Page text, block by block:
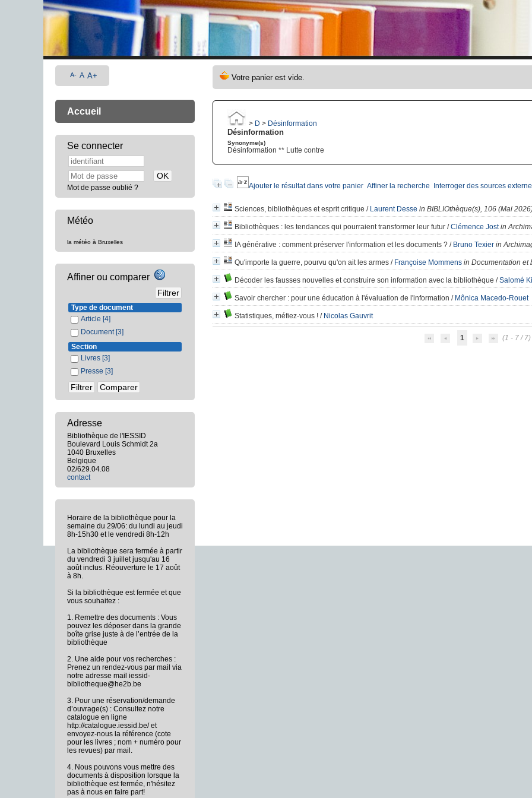
> D > Désinformation
Désinformation
Synonyme(s)
Désinformation ** Lutte contre
Ajouter le résultat dans votre panier Affiner la recherche Interroger des sources
Sciences, bibliothèques et esprit critique / Laurent Desse in BIBLIOthèque(s), 106 (Mai
Bibliothèques: les tendances qui pourraient transformer leur futur/Clémence Jost in
IA générative : comment préserver l'information et les documents ?/ Bruno Texier in
Qu'importe la guerre, pourvu qu'on ait les armes/ Françoise Mommens in Documentation et
Décoder les fausses nouvelles et construire son information avec la bibliothèque /Salomé
Savoir chercher: pour une éducation à l'évaluation de l'information / Mônica Macedo-Rouet
Statistiques, méfiez-vous !/ Nicolas Gauvrit
1 (1 - 7 / 7)
A- A A+
Accueil
Se connecter
Mot de passe oublié ?
Météo
la météo à Bruxelles
Affiner ou comparer
Type de document
Article [4]
Document [3]
Section
Livres [3]
Presse [3]
Adresse
Bibliothèque de l'IESSID
Boulevard Louis Schmidt 2a
1040 Bruxelles
Belgique
02/629.04.08
contact
Horaire de la bibliothèque pour la
semaine du 29/06: du lundi au jeudi
8h-15h30 et le vendredi 8h-12h
La bibliothèque sera fermée à partir
du vendredi 3 juillet jusqu'au 16
août inclus. Réouverture le 17 août
à 8h.
Si la bibliothèque est fermée et que
vous souhaitez :
1. Remettre des documents : Vous
pouvez les déposer dans la grande
boîte grise juste à de l’entrée de la
bibliothèque
2. Une aide pour vos recherches :
Prenez un rendez-vous par mail via
notre adresse mail iessid-
bibliotheque@he2b.be
3. Pour une réservation/demande
d’ouvrage(s) : Consultez notre
catalogue en ligne
http://catalogue.iessid.be/ et
envoyez-nous la référence (cote
pour les livres ; nom + numéro pour
les revues) par mail.
4. Nous pouvons vous mettre des
documents à disposition lorsque la
bibliothèque est fermée, n'hésitez
pas à nous en faire part!